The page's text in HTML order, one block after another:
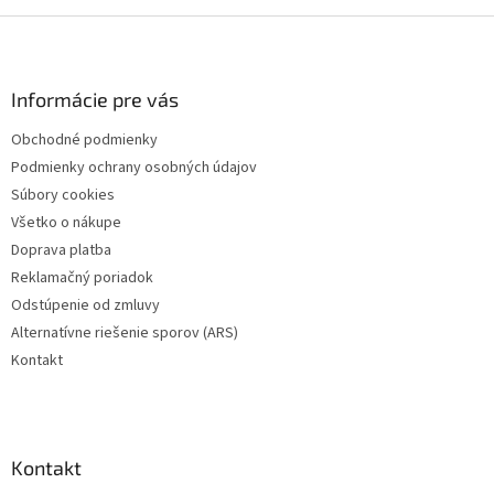
l
p
Informácie pre vás
Obchodné podmienky
Podmienky ochrany osobných údajov
Súbory cookies
Všetko o nákupe
Doprava platba
Reklamačný poriadok
Odstúpenie od zmluvy
Alternatívne riešenie sporov (ARS)
Kontakt
Kontakt